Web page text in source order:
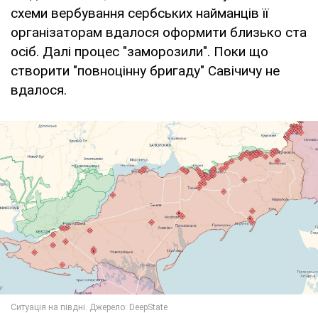
схеми вербування сербських найманців її
організаторам вдалося оформити близько ста
осіб. Далі процес "заморозили". Поки що
створити "повноцінну бригаду" Савічичу не
вдалося.